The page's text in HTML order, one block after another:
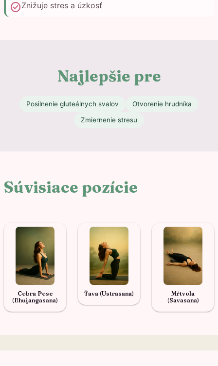
check_circleZnižuje stres a úzkosť
Najlepšie pre
Posilnenie gluteálnych svalov Otvorenie hrudníka
Zmiernenie stresu
Súvisiace pozície
Cobra Pose
(Bhujangasana)
Ťava (Ustrasana)
Mŕtvola
(Savasana)